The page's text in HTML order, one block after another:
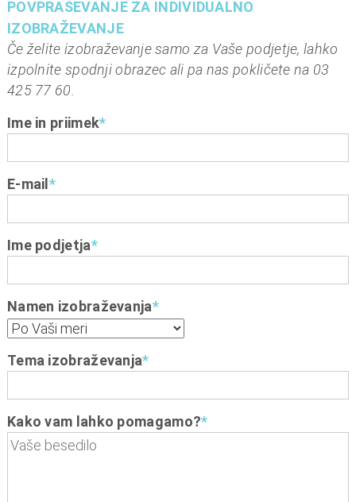
POVPRAŠEVANJE ZA INDIVIDUALNO
IZOBRAŽEVANJE
Če želite izobraževanje samo za Vaše podjetje, lahko
izpolnite spodnji obrazec ali pa nas pokličete na 03
425 77 60.
Ime in priimek*
E-mail *
Ime podjetja*
Namen izobraževanja*
Tema izobraževanja*
Kako vam lahko pomagamo?*